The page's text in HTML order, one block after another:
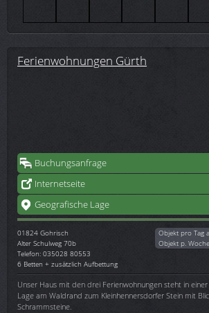
Ferienwohnungen Gürth
Buchungsanfrage
Internetseite
Geografische Lage
01824 Gohrisch
Alter Schulweg 70b
Telefon: 035028 80553
6 Betten + zusätzlich Aufbettung
Objekt pro Tag
Objekt p.
Unser Haus mit den drei Ferienwohnungen steht in
Lage am Waldrand zum Kleinhennersdorfer Stein mit
Schrammsteine.